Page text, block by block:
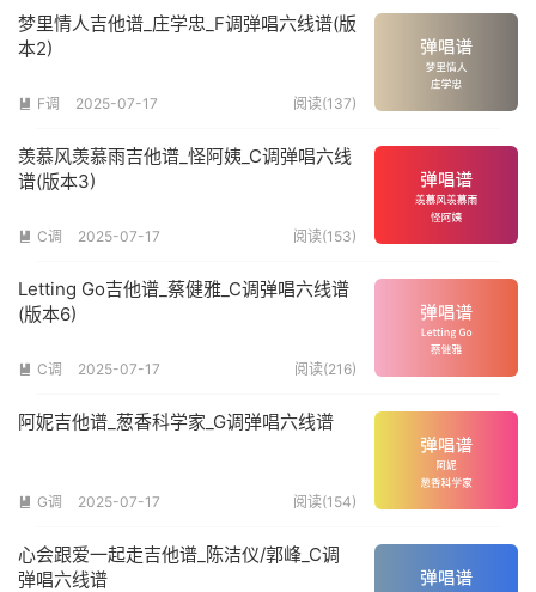
梦里情人吉他谱_庄学忠_F调弹唱六线谱(版
本2)
 F调 2025-07-17 阅读(137)
羡慕风羡慕雨吉他谱_怪阿姨_C调弹唱六线
谱(版本3)
 C调 2025-07-17 阅读(153)
Letting Go吉他谱_蔡健雅_C调弹唱六线谱
(版本6)
 C调 2025-07-17 阅读(216)
阿妮吉他谱_葱香科学家_G调弹唱六线谱
 G调 2025-07-17 阅读(154)
心会跟爱一起走吉他谱_陈洁仪/郭峰_C调
弹唱六线谱